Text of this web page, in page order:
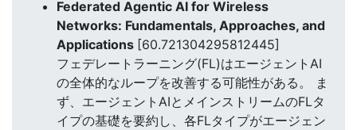
Federated Agentic AI for Wireless
Networks: Fundamentals, Approaches, and
Applications [60.721304295812445]
フェデレートラーニング(FL)はエージェントAI
の全体的なループを改善する可能性がある。 ま
ず、エージェントAIとメインストリームのFLタ
イプの基礎を要約し、各FLタイプがエージェン